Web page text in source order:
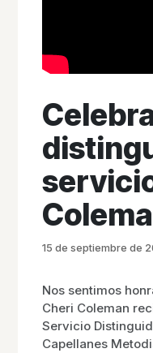
15 de septiembre de
Nos sentimos
Cheri Coleman
Servicio
Capellanes